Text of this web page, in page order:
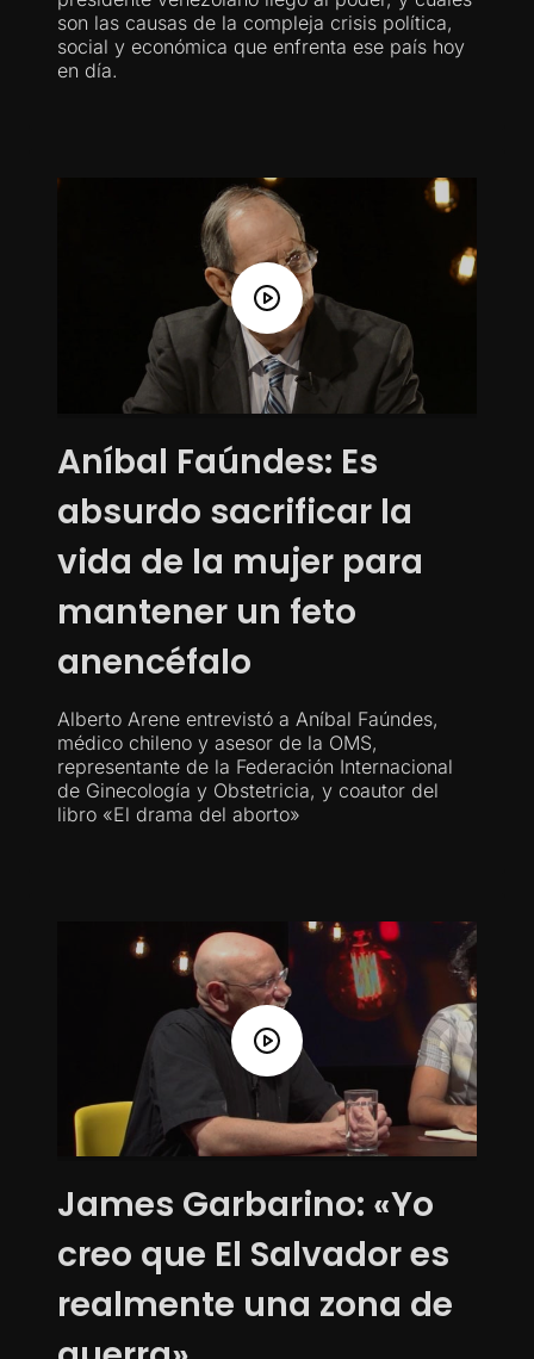
son las causas de la compleja crisis política,
social y económica que enfrenta ese país hoy
en día.
Aníbal Faúndes: Es
absurdo sacrificar la
vida de la mujer para
mantener un feto
anencéfalo
Alberto Arene entrevistó a Aníbal Faúndes,
médico chileno y asesor de la OMS,
representante de la Federación Internacional
de Ginecología y Obstetricia, y coautor del
libro «El drama del aborto»
James Garbarino: «Yo
creo que El Salvador es
realmente una zona de